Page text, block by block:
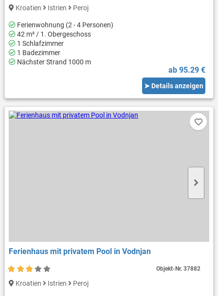
Kroatien Istrien Peroj
Ferienwohnung (2 - 4 Personen)
42 m² / 1. Obergeschoss
1 Schlafzimmer
1 Badezimmer
Nächster Strand 1000 m
ab 95.29 €
➤ Details anzeigen
Ferienhaus mit privatem Pool in Vodnjan
Kroatien Istrien Peroj
Objekt-Nr.37882